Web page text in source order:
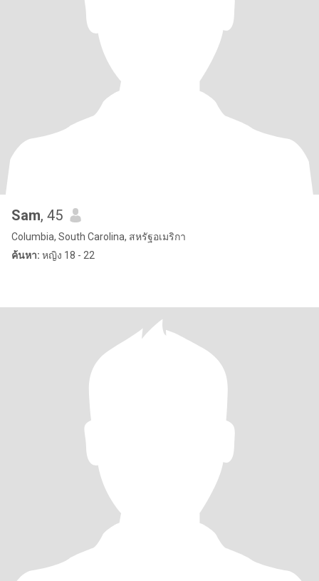
Sam, 45
Columbia, South Carolina, สหรัฐอเมริกา
ค้นหา: หญิง 18 - 22